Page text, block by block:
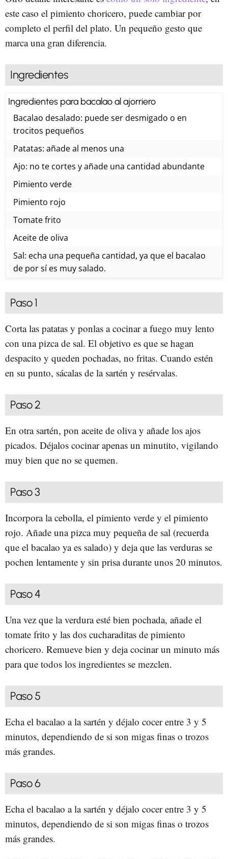
este caso el pimiento choricero, puede cambiar por
completo el perfil del plato. Un pequeño gesto que
marca una gran diferencia.
Ingredientes
Ingredientes para bacalao al ajorriero
Bacalao desalado: puede ser desmigado o en
trocitos pequeños
Patatas: añade al menos una
Ajo: no te cortes y añade una cantidad abundante
Pimiento verde
Pimiento rojo
Tomate frito
Aceite de oliva
Sal: echa una pequeña cantidad, ya que el bacalao
de por sí es muy salado.
Paso 1
Corta las patatas y ponlas a cocinar a fuego muy lento
con una pizca de sal. El objetivo es que se hagan
despacito y queden pochadas, no fritas. Cuando estén
en su punto, sácalas de la sartén y resérvalas.
Paso 2
En otra sartén, pon aceite de oliva y añade los ajos
picados. Déjalos cocinar apenas un minutito, vigilando
muy bien que no se quemen.
Paso 3
Incorpora la cebolla, el pimiento verde y el pimiento
rojo. Añade una pizca muy pequeña de sal (recuerda
que el bacalao ya es salado) y deja que las verduras se
pochen lentamente y sin prisa durante unos 20 minutos.
Paso 4
Una vez que la verdura esté bien pochada, añade el
tomate frito y las dos cucharaditas de pimiento
choricero. Remueve bien y deja cocinar un minuto más
para que todos los ingredientes se mezclen.
Paso 5
Echa el bacalao a la sartén y déjalo cocer entre 3 y 5
minutos, dependiendo de si son migas finas o trozos
más grandes.
Paso 6
Echa el bacalao a la sartén y déjalo cocer entre 3 y 5
minutos, dependiendo de si son migas finas o trozos
más grandes.